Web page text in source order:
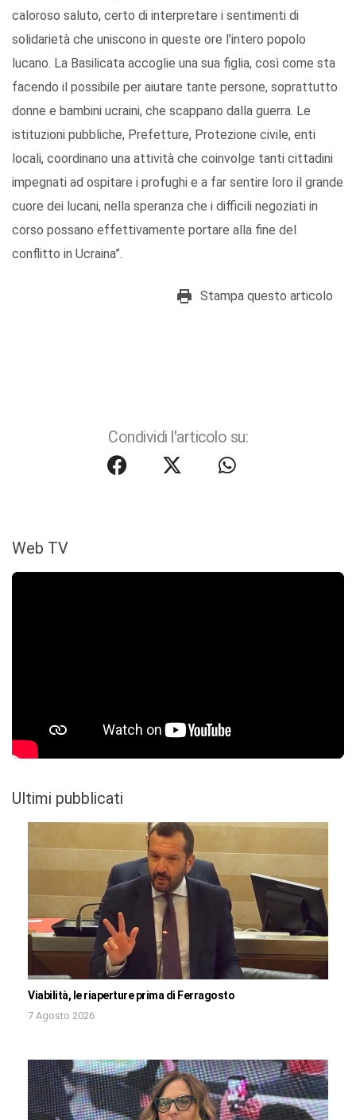
caloroso saluto, certo di interpretare i sentimenti di
solidarietà che uniscono in queste ore l’intero popolo
lucano. La Basilicata accoglie una sua figlia, così come sta
facendo il possibile per aiutare tante persone, soprattutto
donne e bambini ucraini, che scappano dalla guerra. Le
istituzioni pubbliche, Prefetture, Protezione civile, enti
locali, coordinano una attività che coinvolge tanti cittadini
impegnati ad ospitare i profughi e a far sentire loro il grande
cuore dei lucani, nella speranza che i difficili negoziati in
corso possano effettivamente portare alla fine del
conflitto in Ucraina”.
Stampa questo articolo
Condividi l'articolo su:
Web TV
Ultimi pubblicati
Viabilità, le riaperture prima di Ferragosto
7 Agosto 2026